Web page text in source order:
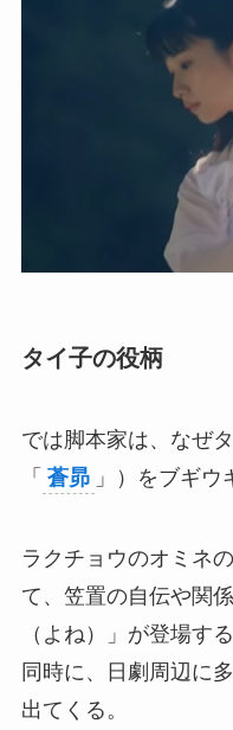
タイ子の役柄
では脚本家は、なぜ
「 蒼昴 」）をブギウ
ラクチョウのオミネ
て、笠置の自伝や関
（よね）」が登場する
同時に、日劇周辺に
出てくる。